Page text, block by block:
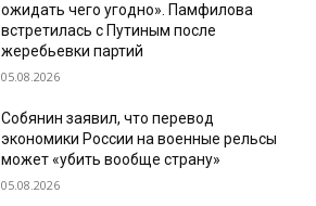
ожидать чего угодно». Памфилова
встретилась с Путиным после
жеребьевки партий
05.08.2026
Собянин заявил, что перевод
экономики России на военные рельсы
может «убить вообще страну»
05.08.2026